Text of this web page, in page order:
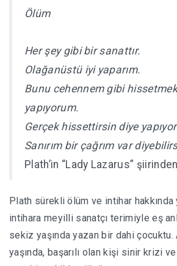
Ölüm
Her şey gibi bir sanattır.
Olağanüstü iyi yaparım.
Bunu cehennem gibi
yapıyorum.
Gerçek hissettirsin diye
Sanırım bir çağrım var
Plath’in “Lady Lazarus”
Plath sürekli ölüm ve intihar hakkında
intihara meyilli sanatçı terimiyle eş
sekiz yaşında yazan bir dahi çocuktu.
yaşında, başarılı olan kişi sinir krizi